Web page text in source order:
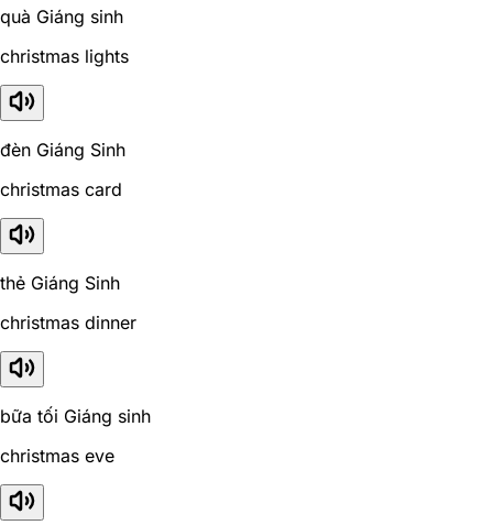
quà Giáng sinh
christmas lights
đèn Giáng Sinh
christmas card
thẻ Giáng Sinh
christmas dinner
bữa tối Giáng sinh
christmas eve